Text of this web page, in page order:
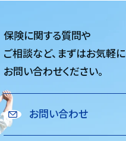
保険に関する質問や
ご相談など、 まずはお気軽に
お問い合わせください。
お問い合わせ